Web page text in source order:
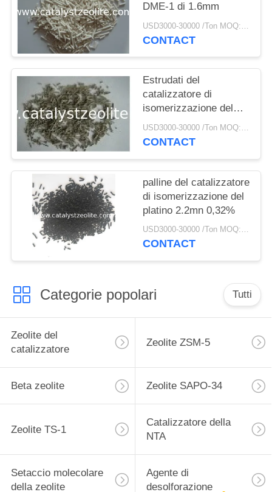
DME-1 di 1.6mm
USD3000-30000 /Ton MOQ:1 chilogrammo
CONTACT
Estrudati del
catalizzatore di
isomerizzazione del
platino SKI-110 0,046%USD3000-30000 /Ton MOQ:1 chilogrammo
CONTACT
palline del catalizzatore
di isomerizzazione del
platino 2.2mn 0,32%
USD3000-30000 /Ton MOQ:1 chilogrammo
CONTACT
Categorie popolari Tutti
Zeolite del
catalizzatore
Zeolite ZSM-5
Beta zeolite Zeolite SAPO-34
Zeolite TS-1
Catalizzatore della
NTA
Setaccio molecolare
della zeolite
Agente di
desolforazione